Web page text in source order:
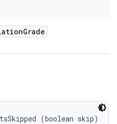
Grade
(boolean skip)